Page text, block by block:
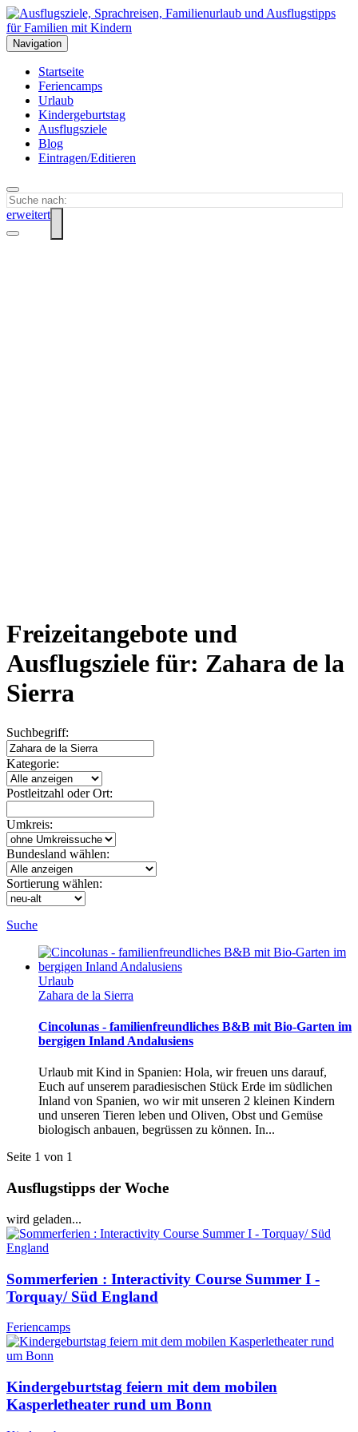
Navigation
Startseite
Feriencamps
Urlaub
Kindergeburtstag
Ausflugsziele
Blog
Eintragen/Editieren
erweitert
Freizeitangebote und
Ausflugsziele für: Zahara de la
Sierra
Suchbegriff:
Kategorie:
Postleitzahl oder Ort:
Umkreis:
Bundesland wählen:
Sortierung wählen:
Suche
Urlaub
Zahara de la Sierra
Cincolunas - familienfreundliches B&B mit Bio-Garten im
bergigen Inland Andalusiens
Urlaub mit Kind in Spanien: Hola, wir freuen uns darauf,
Euch auf unserem paradiesischen Stück Erde im südlichen
Inland von Spanien, wo wir mit unseren 2 kleinen Kindern
und unseren Tieren leben und Oliven, Obst und Gemüse
biologisch anbauen, begrüssen zu können. In...
Seite 1 von 1
Ausflugstipps der Woche
wird geladen...
Sommerferien : Interactivity Course Summer I -
Torquay/ Süd England
Feriencamps
Kindergeburtstag feiern mit dem mobilen
Kasperletheater rund um Bonn